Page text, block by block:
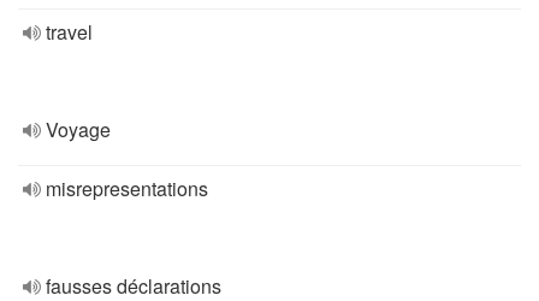
travel
Voyage
misrepresentations
fausses déclarations